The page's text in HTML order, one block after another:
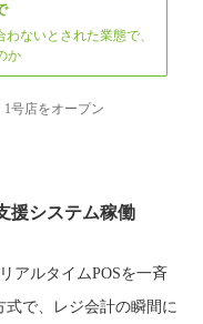
ないとされた業態で、
か
1号店をオープン
援システム稼働
アルタイムPOSを一斉
で、レジ会計の瞬間に